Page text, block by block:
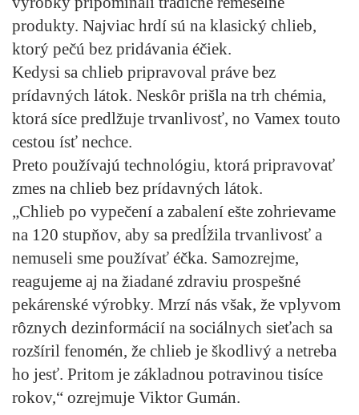
produkty. Najviac hrdí sú na klasický chlieb,
ktorý pečú bez pridávania éčiek.
Kedysi sa chlieb pripravoval práve bez
prídavných látok. Neskôr prišla na trh chémia,
ktorá síce predlžuje trvanlivosť, no Vamex touto
cestou ísť nechce.
Preto používajú technológiu, ktorá pripravovať
zmes na chlieb bez prídavných látok.
„Chlieb po vypečení a zabalení ešte zohrievame
na 120 stupňov, aby sa predĺžila trvanlivosť a
nemuseli sme používať éčka. Samozrejme,
reagujeme aj na žiadané zdraviu prospešné
pekárenské výrobky. Mrzí nás však, že vplyvom
rôznych dezinformácií na sociálnych sieťach sa
rozšíril fenomén, že chlieb je škodlivý a netreba
ho jesť. Pritom je základnou potravinou tisíce
rokov,“ ozrejmuje Viktor Gumán.